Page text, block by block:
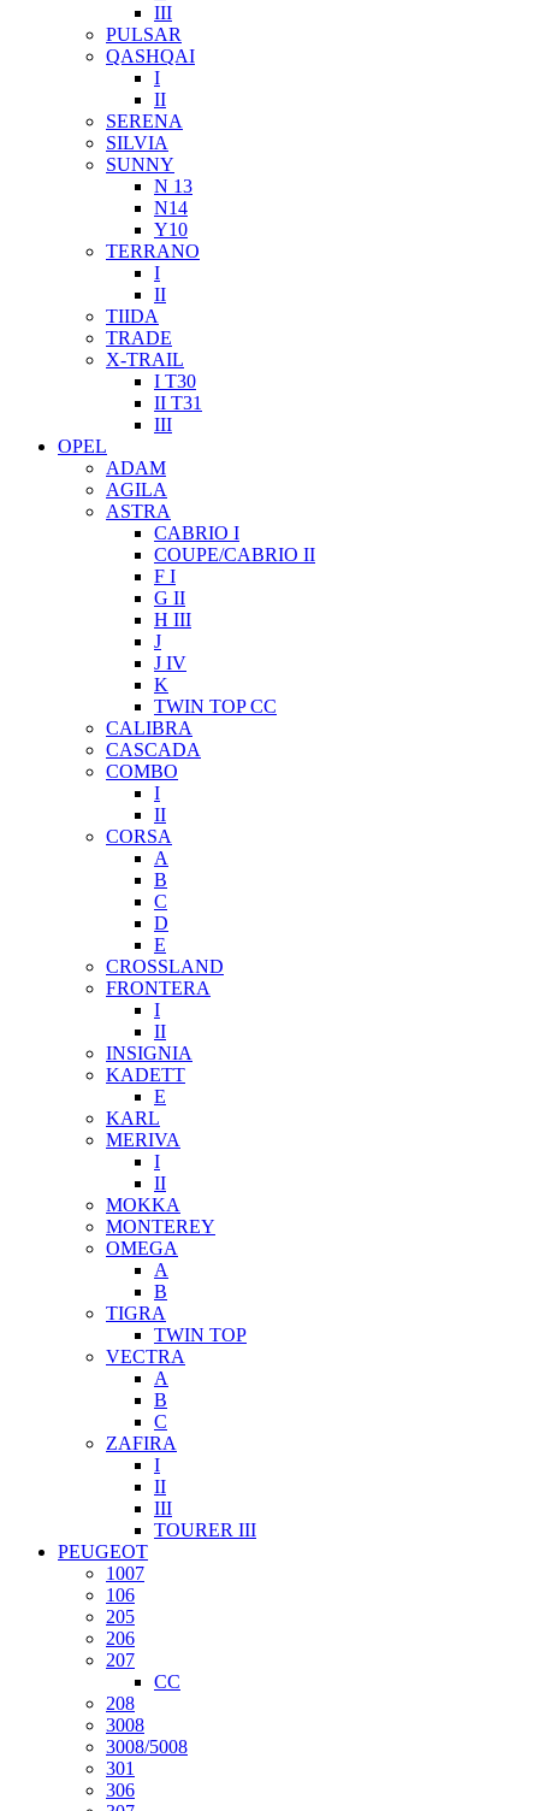
III
PULSAR
QASHQAI
I
II
SERENA
SILVIA
SUNNY
N 13
N14
Y10
TERRANO
I
II
TIIDA
TRADE
X-TRAIL
I T30
II T31
III
OPEL
ADAM
AGILA
ASTRA
CABRIO I
COUPE/CABRIO II
F I
G II
H III
J
J IV
K
TWIN TOP CC
CALIBRA
CASCADA
COMBO
I
II
CORSA
A
B
C
D
E
CROSSLAND
FRONTERA
I
II
INSIGNIA
KADETT
E
KARL
MERIVA
I
II
MOKKA
MONTEREY
OMEGA
A
B
TIGRA
TWIN TOP
VECTRA
A
B
C
ZAFIRA
I
II
III
TOURER III
PEUGEOT
1007
106
205
206
207
CC
208
3008
3008/5008
301
306